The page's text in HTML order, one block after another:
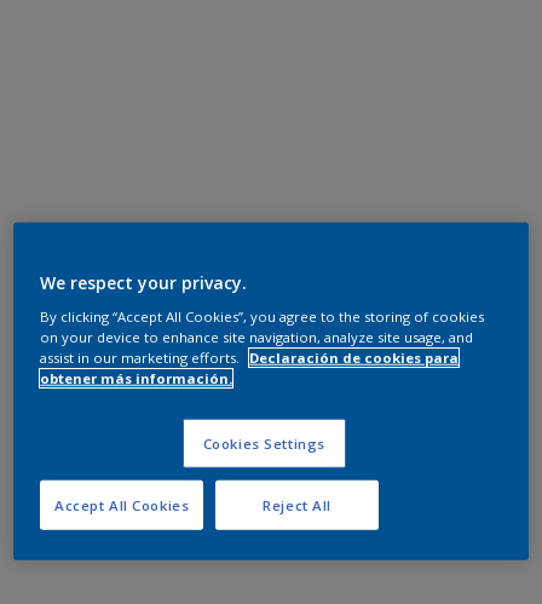
We respect your privacy.
By clicking “Accept All Cookies”, you agree to the storing of cookies
on your device to enhance site navigation, analyze site usage, and
assist in our marketing efforts.
Declaración de cookies para
obtener más información.
Cookies Settings
Reject All
Accept All Cookies